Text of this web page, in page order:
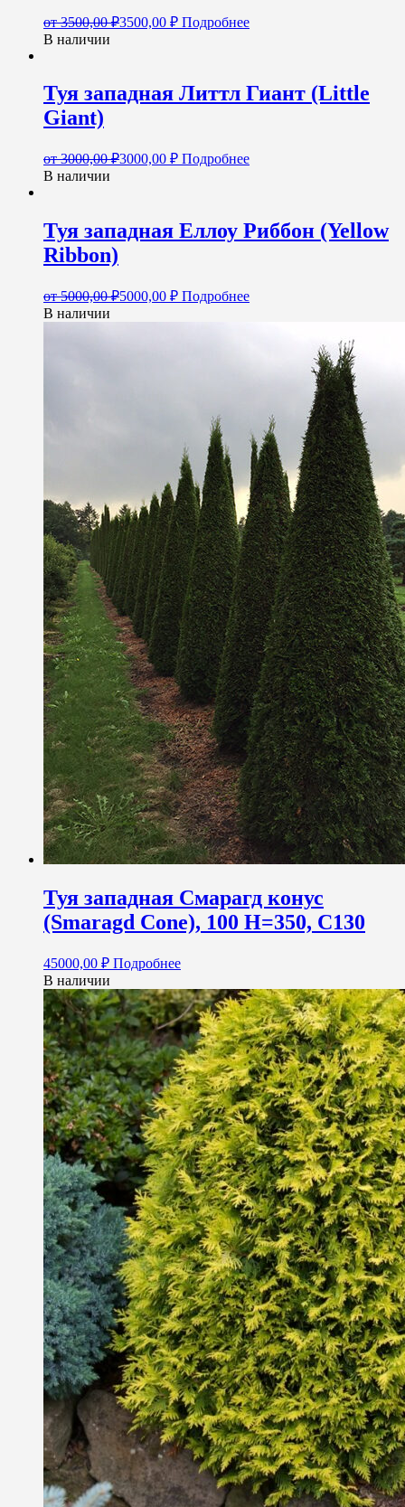
от3500,00₽3500,00 ₽ Подробнее
В наличии
Туя западная Литтл Гиант (Little
Giant)
от3000,00₽3000,00 ₽ Подробнее
В наличии
Туя западная Еллоу Риббон (Yellow
Ribbon)
от5000,00₽5000,00 ₽ Подробнее
В наличии
Туя западная Смарагд конус
(Smaragd Cone), 100 H=350, C130
45000,00 ₽ Подробнее
В наличии